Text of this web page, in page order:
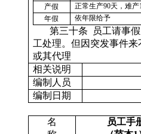
产假
正常生产90天，难产
年假
依年限给予
第三十条
员工请事
工处理。但因突发事件
或其代理
相关说明
编制人员
编制日期
名
员工手